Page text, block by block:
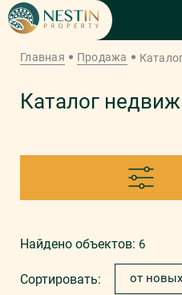
Главная Продажа
Каталог
Найдено объектов: 6
Сортировать: от